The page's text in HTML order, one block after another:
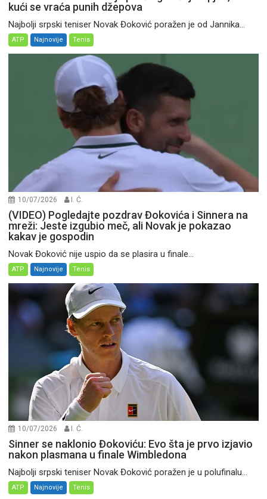
kući se vraća punih džepova
Najbolji srpski teniser Novak Đoković poražen je od Jannika...
ATP Najnovije Tenis
10/07/2026 I. Ć.
(VIDEO) Pogledajte pozdrav Đokovića i Sinnera na
mreži: Jeste izgubio meč, ali Novak je pokazao
kakav je gospodin
Novak Đoković nije uspio da se plasira u finale...
ATP Najnovije Tenis
10/07/2026 I. Ć.
Sinner se naklonio Đokoviću: Evo šta je prvo izjavio
nakon plasmana u finale Wimbledona
Najbolji srpski teniser Novak Đoković poražen je u polufinalu...
ATP Najnovije Tenis